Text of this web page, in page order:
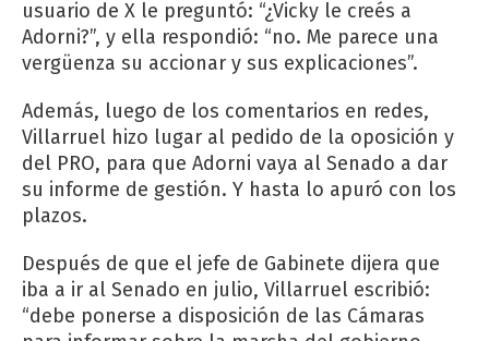
usuario de X le preguntó: “¿Vicky le creés a
Adorni?”, y ella respondió: “no. Me parece una
vergüenza su accionar y sus explicaciones”.
Además, luego de los comentarios en redes,
Villarruel hizo lugar al pedido de la oposición y
del PRO, para que Adorni vaya al Senado a dar
su informe de gestión. Y hasta lo apuró con los
plazos.
Después de que el jefe de Gabinete dijera que
iba a ir al Senado en julio, Villarruel escribió:
“debe ponerse a disposición de las Cámaras